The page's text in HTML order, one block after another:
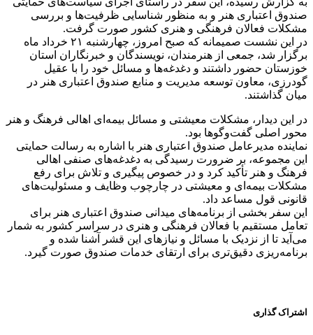
صندوق اعتباری هنر و به منظور شناسایی ظرفیت‌ها و بررسی
مشکلات فعالان فرهنگی و هنری کشور صورت گرفت.
در این نشست صمیمانه که صبح امروز، چهارشنبه ۲۱ خرداد ماه
برگزار شد، جمعی از هنرمندان، نویسندگان و خبرنگاران استان
خوزستان حضور داشتند و دغدغه‌ها و مسائل خود را با عقیل
گودرزی، معاون توسعه مدیریت و منابع صندوق اعتباری هنر در
میان گذاشتند.
در این دیدار، مشکلات معیشتی و مسائل بیمه‌ای اهالی فرهنگ و هنر
محور اصلی گفت‌وگوها بود.
نماینده مدیرعامل صندوق اعتباری هنر با اشاره به رسالت حمایتی
این مجموعه، بر ضرورت رسیدگی به دغدغه‌های صنفی اهالی
فرهنگ و هنر تأکید کرد و در خصوص پیگیری و تلاش برای رفع
مشکلات بیمه‌ای و معیشتی در چارچوب وظایف و مسئولیت‌های
قانونی قول مساعد داد.
این سفر بخشی از برنامه‌های میدانی صندوق اعتباری هنر برای
تعامل مستقیم با فعالان فرهنگی و هنری در سراسر کشور به شمار
می‌آید تا از نزدیک با مسائل و نیازهای این قشر آشنا شده و
برنامه‌ریزی دقیق‌تری برای ارتقای خدمات صندوق صورت گیرد.
اشتراک گذاری